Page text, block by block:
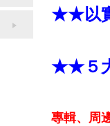
★★以
★★５
專輯、周